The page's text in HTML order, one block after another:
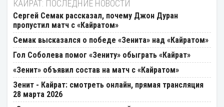
КАЙРАТ: ПОСЛЕДНИЕ НОВОСТИ
Сергей Семак рассказал, почему Джон Дуран
пропустил матч с «Кайратом»
Семак высказался о победе «Зенита» над «Кайратом»
Гол Соболева помог «Зениту» обыграть «Кайрат»
«Зенит» объявил состав на матч с «Кайратом»
Зенит - Кайрат: смотреть онлайн, прямая трансляция
28 марта 2026